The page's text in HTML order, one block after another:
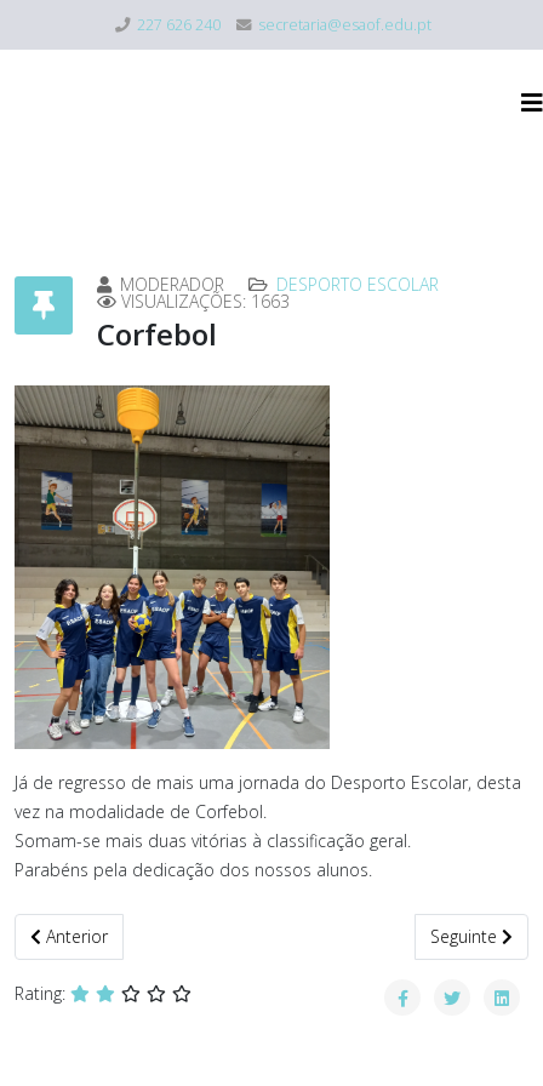
227 626 240 secretaria@esaof.edu.pt
MODERADOR DESPORTO ESCOLAR
VISUALIZAÇÕES: 1663
Corfebol
Já de regresso de mais uma jornada do Desporto Escolar, desta
vez na modalidade de Corfebol.
Somam-se mais duas vitórias à classificação geral.
Parabéns pela dedicação dos nossos alunos.
Artigo anterior: Final Distrital Porto CLDE de Badminton
Anterior Artigo
Seguinte
Rating: